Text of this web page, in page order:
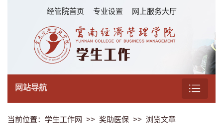
经管院首页 专业设置 网上服务大厅
网站导航
当前位置： 学生工作网 >> 奖助医保 >> 浏览文章